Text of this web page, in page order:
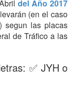
del Año 2017
(en el caso
segun las placas
de Tráfico a las
✅ JYH o